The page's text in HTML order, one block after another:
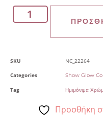
SKU
NC_22264
Categories
Show Glow
Tag Ημιμόνιμα
Προσθήκη